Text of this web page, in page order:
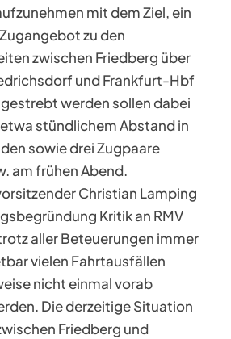
mit dem Ziel, ein
zu den
zwischen Friedberg über
und Frankfurt-Hbf
werden sollen dabei
stündlichem Abstand in
sowie drei Zugpaare
am frühen Abend.
Christian Lamping
Kritik an RMV
aller Beteuerungen immer
vielen Fahrtausfällen
nicht einmal vorab
Die derzeitige Situation
Friedberg und